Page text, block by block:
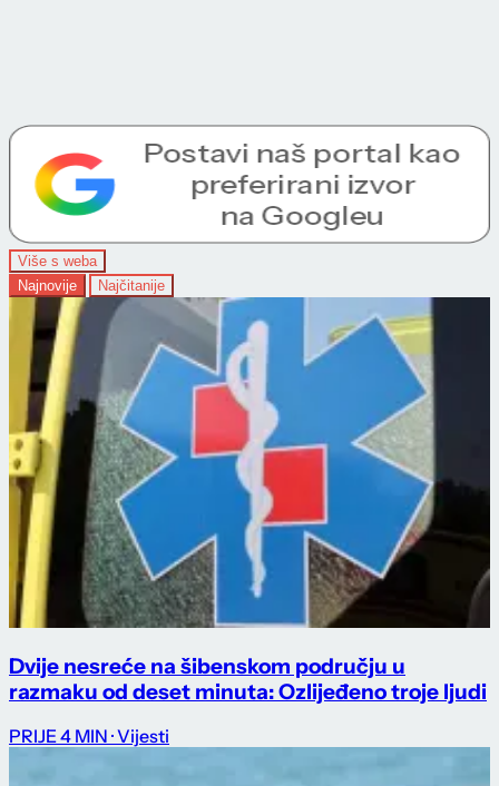
Više s weba
Najnovije
Najčitanije
Dvije nesreće na šibenskom području u
razmaku od deset minuta: Ozlijeđeno troje ljudi
PRIJE 4 MIN · Vijesti